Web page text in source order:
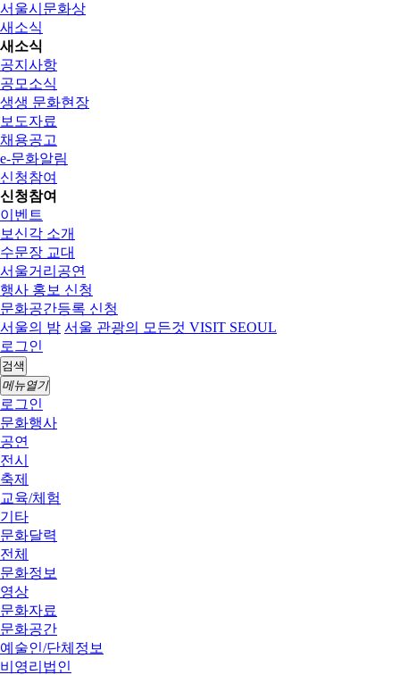
서울시문화상
새소식
새소식
공지사항
공모소식
생생 문화현장
보도자료
채용공고
e-문화알림
신청참여
신청참여
이벤트
보신각 소개
수문장 교대
서울거리공연
행사 홍보 신청
문화공간등록 신청
서울의 밤 서울 관광의 모든것 VISIT SEOUL
로그인
검색
메뉴열기
로그인
문화행사
공연
전시
축제
교육/체험
기타
문화달력
전체
문화정보
영상
문화자료
문화공간
예술인/단체정보
비영리법인